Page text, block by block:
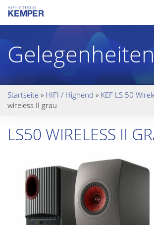
Gelegenheiten
Startseite » HIFI / Highend » KEF LS 50
wireless II grau
LS50 WIRELESS II